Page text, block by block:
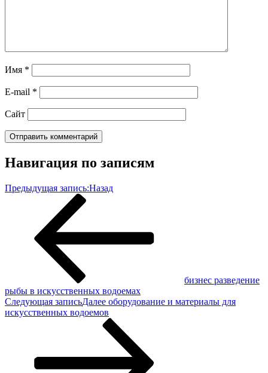
Имя *
E-mail *
Сайт
Навигация по записям
Предыдущая запись:Назад
бизнес разведение
рыбы в искусственных водоемах
Следующая записьДалее оборудование и материалы для
искусственных водоемов